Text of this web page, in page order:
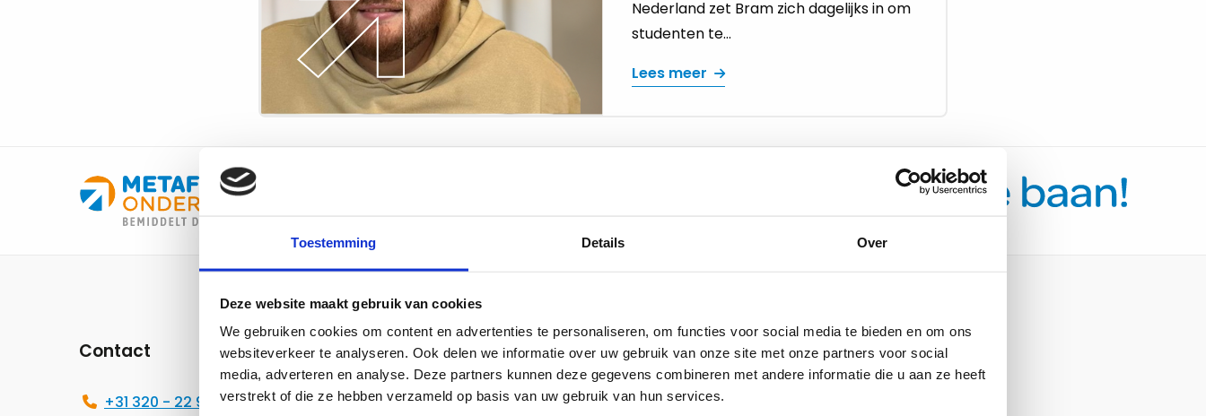
Toestemming Details Over
Deze website maakt gebruik van cookies
We gebruiken cookies om content en advertenties te personaliseren, om functies voor social media te bieden en om ons
websiteverkeer te analyseren. Ook delen we informatie over uw gebruik van onze site met onze partners voor social
media, adverteren en analyse. Deze partners kunnen deze gegevens combineren met andere informatie die u aan ze heeft
verstrekt of die ze hebben verzameld op basis van uw gebruik van hun services.
Nederland zet Bram zich dagelijks in om
studenten te...
Lees meer
en
gehoord
worden’
Contact
+31 320 - 22 99 49
Voor jou
Solliciteren in het onderwijs
Academy
Academy
Informatie